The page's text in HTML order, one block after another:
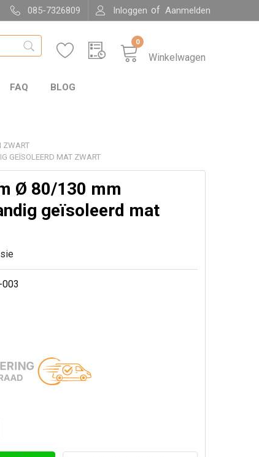
085-7326809 Inloggen of Aanmelden
Winkelwagen
0
FAQ BLOG
ZWART
GEÏSOLEERD MAT ZWART
Ø 80/130 mm
geïsoleerd mat
VAN PIJP 25 CM Ø 80/130 MM DUBBELWANDIG
AANTAL VAN PIJP 25 CM Ø 80/130 MM